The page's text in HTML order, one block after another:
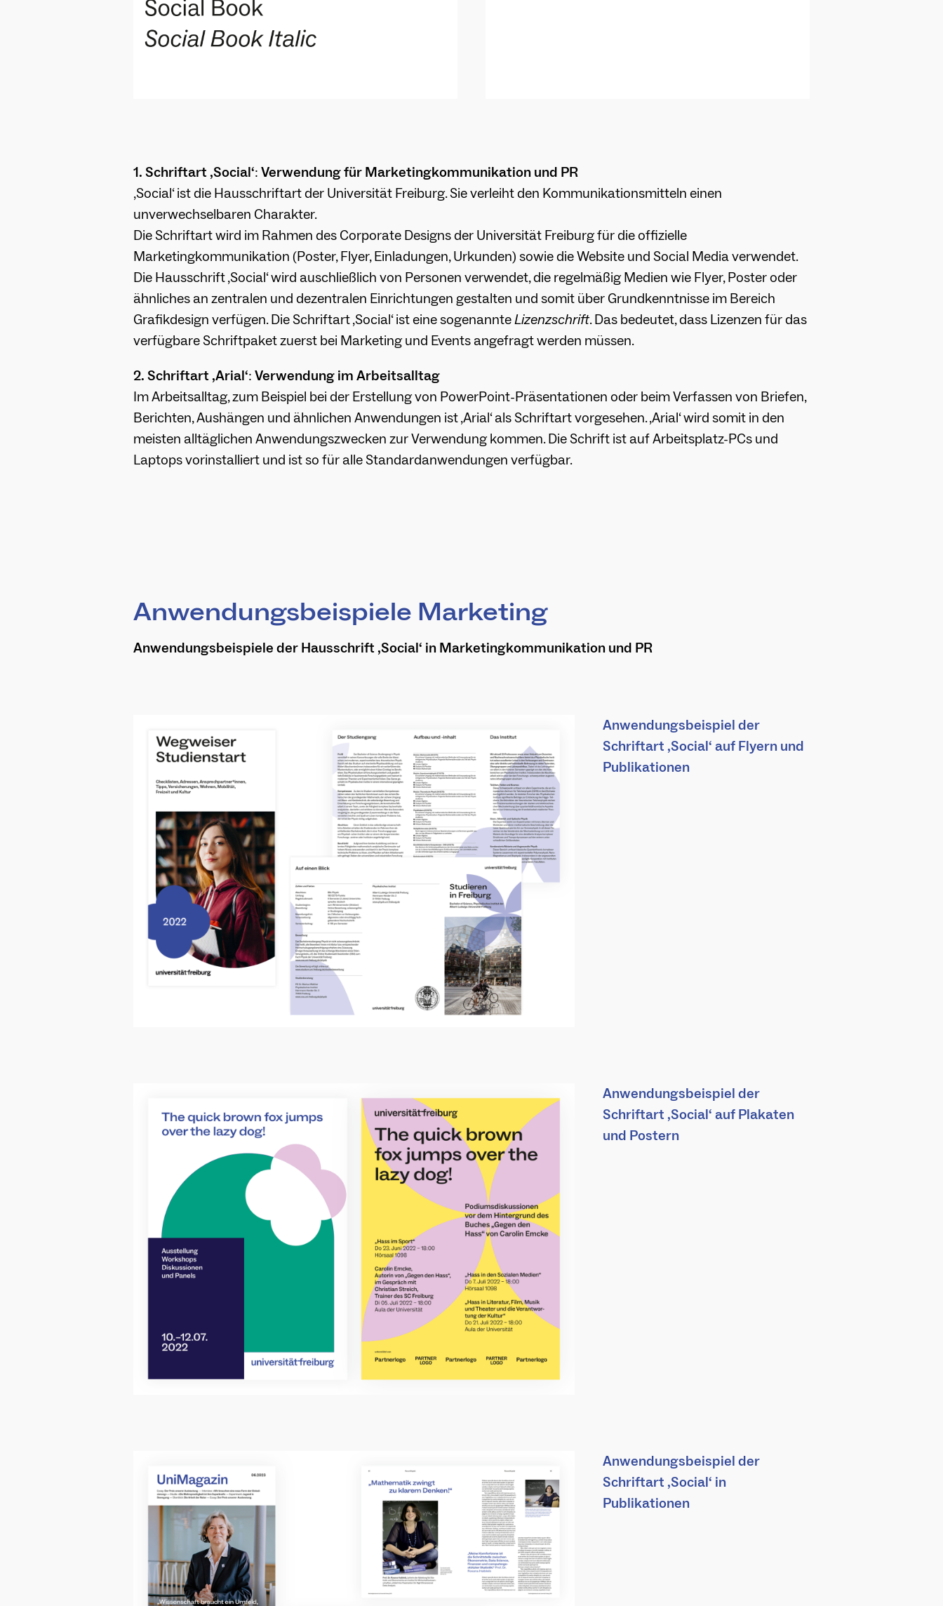
1.Schriftart ‚Social‘:Verwendung für Marketingkommunikation und PR
‚Social‘ ist die Hausschriftart der Universität Freiburg. Sie verleiht den Kommunikationsmitteln einen
unverwechselbaren Charakter.
Die Schriftart wird im Rahmen des Corporate Designs der Universität Freiburg für die offizielle
Marketingkommunikation (Poster, Flyer, Einladungen, Urkunden) sowie die Website und Social Media verwendet.
Die Hausschrift ‚Social‘ wird auschließlich von Personen verwendet, die regelmäßig Medien wie Flyer, Poster oder
ähnliches an zentralen und dezentralen Einrichtungen gestalten und somit über Grundkenntnisse im Bereich
Grafikdesign verfügen. Die Schriftart ‚Social‘ ist eine sogenannteLizenzschrift. Das bedeutet, dass Lizenzen für das
verfügbare Schriftpaket zuerst bei Marketing und Events angefragt werden müssen.
2.Schriftart ‚Arial‘:Verwendungim Arbeitsalltag
Im Arbeitsalltag, zum Beispiel bei der Erstellung von PowerPoint-Präsentationen oder beim Verfassen von Briefen,
Berichten, Aushängen und ähnlichen Anwendungen ist ‚Arial‘ als Schriftart vorgesehen. ‚Arial‘ wird somit in den
meisten alltäglichen Anwendungszwecken zur Verwendung kommen. Die Schrift ist auf Arbeitsplatz-PCs und
Laptops vorinstalliert und ist so für alle Standardanwendungen verfügbar.
Anwendungsbeispiele Marketing
Anwendungsbeispiele der Hausschrift ‚Social‘ in Marketingkommunikation und PR
Anwendungsbeispiel der
Schriftart ‚Social‘ auf Flyern und
Publikationen
Anwendungsbeispiel der
Schriftart ‚Social‘ auf Plakaten
und Postern
Anwendungsbeispiel der
Schriftart ‚Social‘ in
Publikationen